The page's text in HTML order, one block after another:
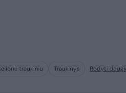
traukiniu Traukinys Rodyti